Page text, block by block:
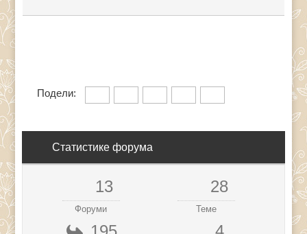
Подели:
Статистике форума
13
Форуми
28
Теме